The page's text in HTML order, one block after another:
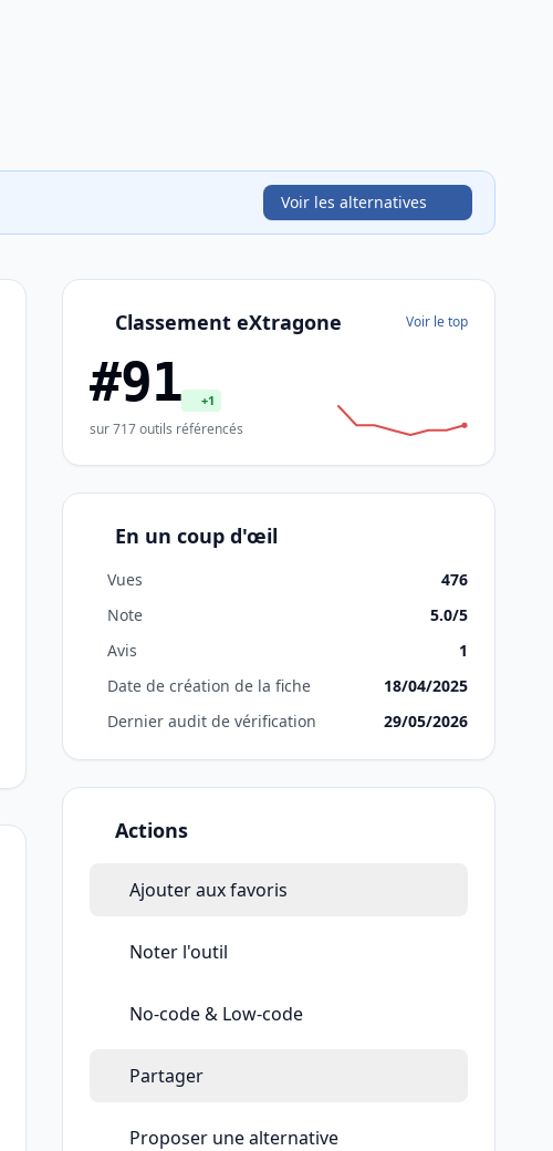
Voir les alternatives
Classement eXtragone Voir le top
#91 +1
sur 717 outils référencés
En un coup d'œil
Vues
476
Note
5.0/5
Avis
1
Date de création de la fiche
18/04/2025
Dernier audit de vérification
29/05/2026
Actions
Ajouter aux favoris
Noter l'outil
No-code & Low-code
Partager
Proposer une alternative